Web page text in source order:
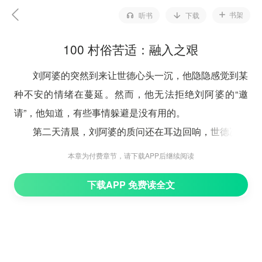
听书 下载 书架
100 村俗苦适：融入之艰
刘阿婆的突然到来让世德心头一沉，他隐隐感觉到某
种不安的情绪在蔓延。然而，他无法拒绝刘阿婆的“邀
请”，他知道，有些事情躲避是没有用的。
第二天清晨，刘阿婆的质问还在耳边回响，世德决定
必须尽快了解当地的情况，融入当地的生活，才能消除村
方言。吴文化虽然粗犷，但脑
本章为付费章节，请下载APP后继续阅读
下载APP 免费读全文